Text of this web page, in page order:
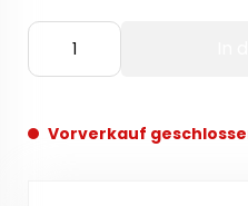
Vorverkauf